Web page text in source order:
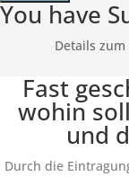
You have
Details
Fast
wohin
und
Durch die